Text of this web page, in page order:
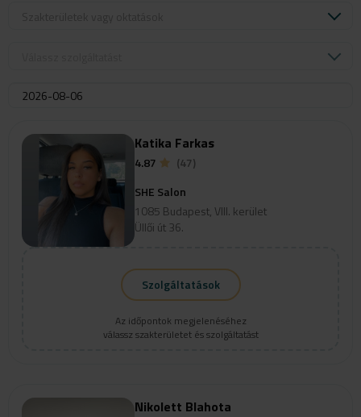
Szolgáltatások
Az időpontok megjelenéséhez
válassz szakterületet és szolgáltatást
Katika Farkas
4.87
(47)
SHE Salon
1085 Budapest, VIII. kerület
Üllői út 36.
Nikolett Blahota